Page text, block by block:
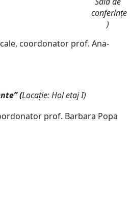
conferințe
)
coordonator prof. Ana-
(Locație: Hol etaj I)
prof. Barbara Popa